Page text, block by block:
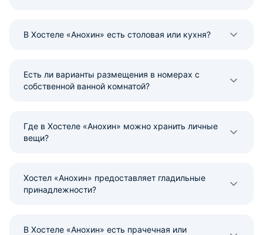
В Хостеле «Анохин» есть столовая или кухня?
Есть ли варианты размещения в номерах с
собственной ванной комнатой?
Где в Хостеле «Анохин» можно хранить личные
вещи?
Хостел «Анохин» предоставляет гладильные
принадлежности?
В Хостеле «Анохин» есть прачечная или